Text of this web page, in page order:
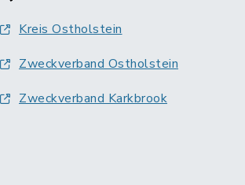
Kreis Ostholstein
Zweckverband Ostholstein
Zweckverband Karkbrook